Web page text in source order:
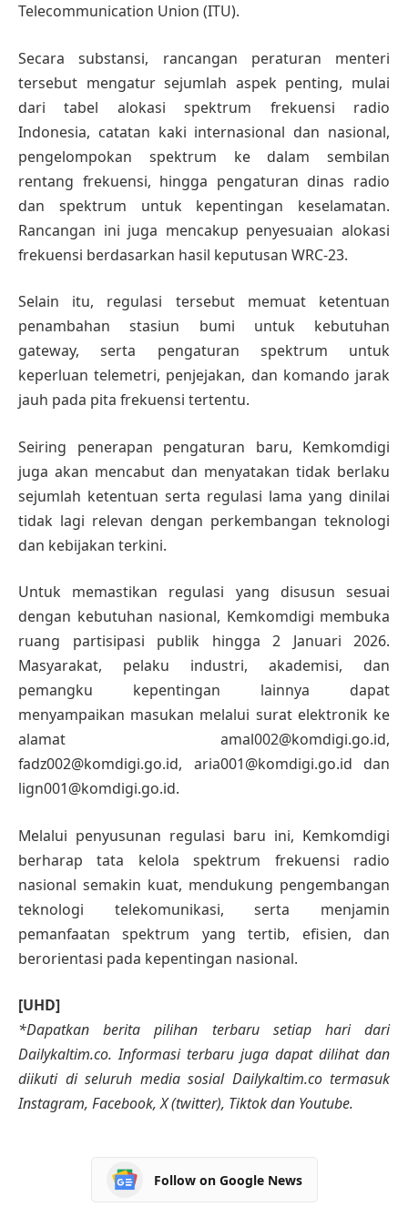
Telecommunication Union (ITU).
Secara substansi, rancangan peraturan menteri
tersebut mengatur sejumlah aspek penting, mulai
dari tabel alokasi spektrum frekuensi radio
Indonesia, catatan kaki internasional dan nasional,
pengelompokan spektrum ke dalam sembilan
rentang frekuensi, hingga pengaturan dinas radio
dan spektrum untuk kepentingan keselamatan.
Rancangan ini juga mencakup penyesuaian alokasi
frekuensi berdasarkan hasil keputusan WRC-23.
Selain itu, regulasi tersebut memuat ketentuan
penambahan stasiun bumi untuk kebutuhan
gateway, serta pengaturan spektrum untuk
keperluan telemetri, penjejakan, dan komando jarak
jauh pada pita frekuensi tertentu.
Seiring penerapan pengaturan baru, Kemkomdigi
juga akan mencabut dan menyatakan tidak berlaku
sejumlah ketentuan serta regulasi lama yang dinilai
tidak lagi relevan dengan perkembangan teknologi
dan kebijakan terkini.
Untuk memastikan regulasi yang disusun sesuai
dengan kebutuhan nasional, Kemkomdigi membuka
ruang partisipasi publik hingga 2 Januari 2026.
Masyarakat, pelaku industri, akademisi, dan
pemangku kepentingan lainnya dapat
menyampaikan masukan melalui surat elektronik ke
alamat amal002@komdigi.go.id,
fadz002@komdigi.go.id, aria001@komdigi.go.id dan
lign001@komdigi.go.id.
Melalui penyusunan regulasi baru ini, Kemkomdigi
berharap tata kelola spektrum frekuensi radio
nasional semakin kuat, mendukung pengembangan
teknologi telekomunikasi, serta menjamin
pemanfaatan spektrum yang tertib, efisien, dan
berorientasi pada kepentingan nasional.
[UHD]
*Dapatkan berita pilihan terbaru setiap hari dari
Dailykaltim.co. Informasi terbaru juga dapat dilihat dan
diikuti di seluruh media sosial Dailykaltim.co termasuk
Instagram, Facebook, X (twitter), Tiktok dan Youtube.
Follow on Google News